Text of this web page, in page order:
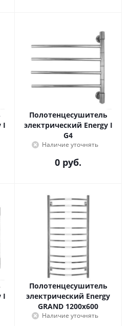
I
Полотенцесушитель
электрический Energy I
G4
Наличие уточнять
0 руб.
I
Полотенцесушитель
электрический Energy
GRAND 1200x600
Наличие уточнять